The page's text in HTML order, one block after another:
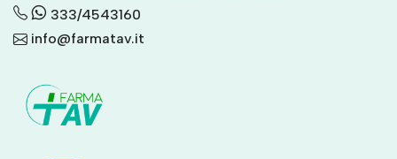
333/4543160
info@farmatav.it